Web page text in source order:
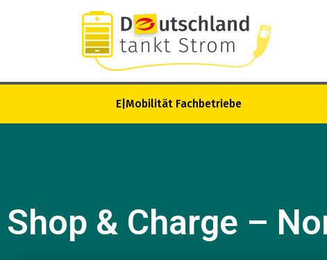
E|Mobilität Fachbetriebe
Shop & Charge –